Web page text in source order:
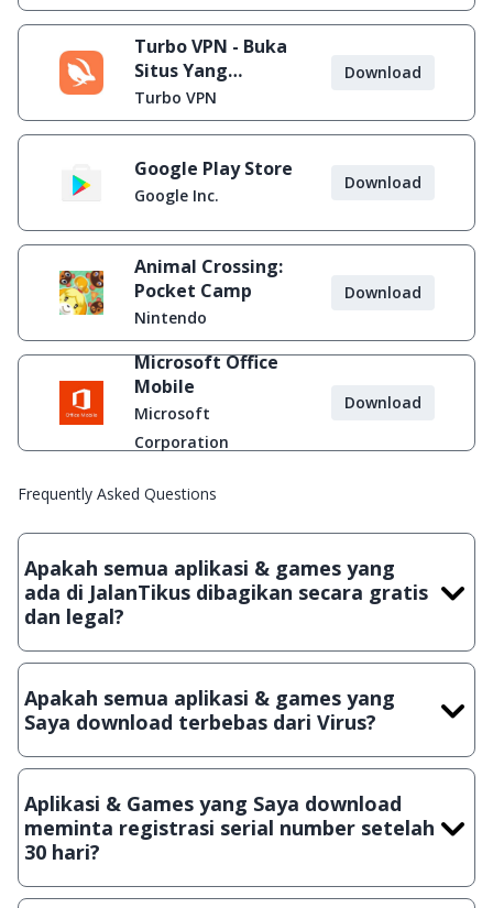
Turbo VPN - Buka
Situs Yang
Diblokir
Turbo VPN
Download
Google Play Store
Google Inc.
Download
Animal Crossing:
Pocket Camp
Nintendo
Download
Microsoft Office
Mobile
Microsoft
Corporation
Download
Frequently Asked Questions
Apakah semua aplikasi & games yang
ada di JalanTikus dibagikan secara gratis
dan legal?
Ya, JalanTikus hanya membagikan aplikasi & games yang
crack, patch atau semacamnya.
Apakah semua aplikasi & games yang
Saya download terbebas dari Virus?
Ya, JalanTikus selalu melakukan scanning dengan 3 jenis
suatu aplikasi atau games, sehingga bisa dijamin 100%
terbebas dari virus.
Aplikasi & Games yang Saya download
meminta registrasi serial number setelah
30 hari?
Meskipun dibagikan secara gratis, namun ada beberapa